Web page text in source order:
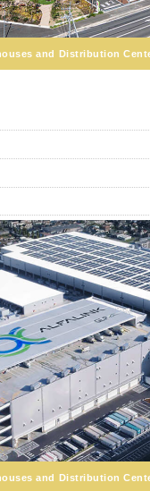
and Distribution
and Distribution